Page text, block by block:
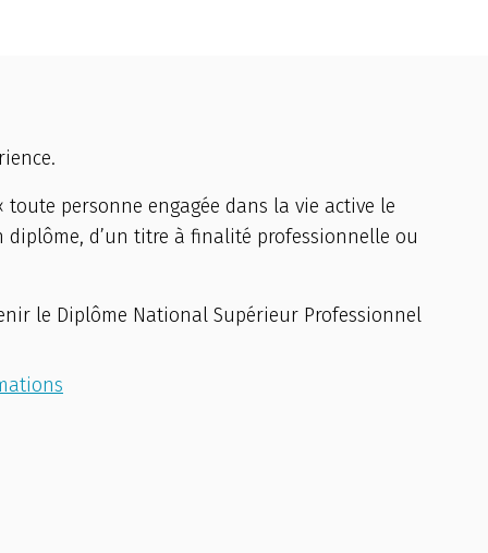
toute personne engagée dans la vie active le
d’un titre à finalité professionnelle ou
le Diplôme National Supérieur Professionnel